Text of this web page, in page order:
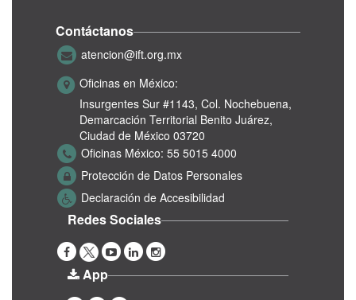
Contáctanos
atencion@ift.org.mx
Oficinas en México:
Insurgentes Sur #1143, Col. Nochebuena,
Demarcación Territorial Benito Juárez,
Ciudad de México 03720
Oficinas México: 55 5015 4000
Protección de Datos Personales
Declaración de Accesibilidad
Redes Sociales
App